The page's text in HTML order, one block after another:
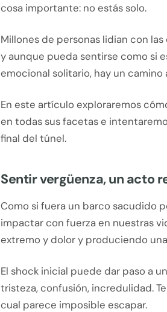
cosa importante: no estás solo.
Millones de personas lidian con
y aunque pueda sentirse como si
emocional solitario, hay un
En este artículo exploraremos
en todas sus facetas e
final del túnel.
Sentir vergüenza, un acto
Como si fuera un barco sacudido
impactar con fuerza en nuestras
extremo y dolor y produciendo
El shock inicial puede dar paso a
tristeza, confusión, incredulidad.
cual parece imposible escapar.